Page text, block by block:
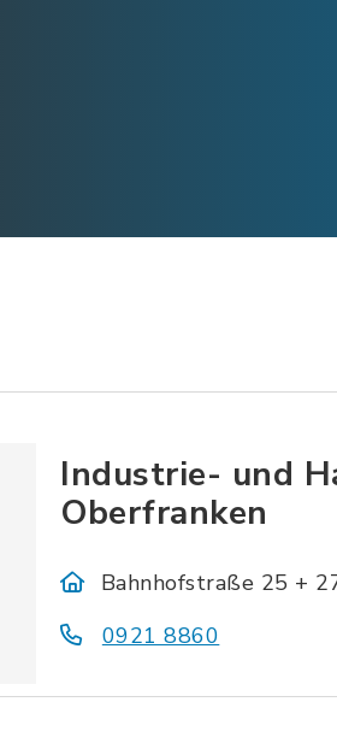
Industrie- und
Oberfranken
Bahnhofstraße 25 +
0921 8860